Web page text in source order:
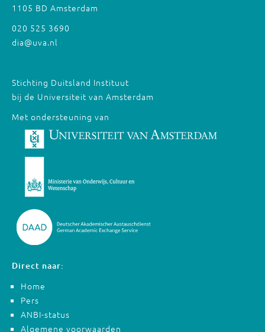
1105 BD Amsterdam
020 525 3690
dia@uva.nl
Stichting Duitsland Instituut
bij de Universiteit van Amsterdam
Met ondersteuning van
Direct naar:
Home
Pers
ANBI-status
Algemene voorwaarden